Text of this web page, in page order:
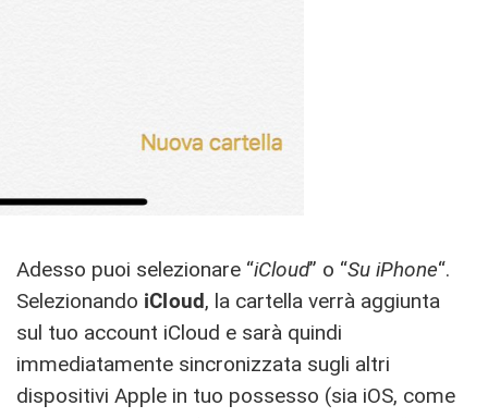
Adesso puoi selezionare “iCloud” o “Su iPhone“.
Selezionando iCloud, la cartella verrà aggiunta
sul tuo account iCloud e sarà quindi
immediatamente sincronizzata sugli altri
dispositivi Apple in tuo possesso (sia iOS, come